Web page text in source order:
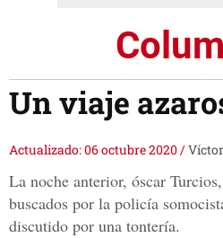
Un viaje
Actualizado: 06 octubre 2020/
La noche anterior, óscar
buscados por la policía
discutido por una tontería.